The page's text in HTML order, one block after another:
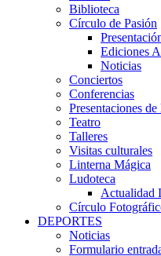
Biblioteca
Círculo de Pasión
Ediciones
Noticias
Conciertos
Conferencias
Presentaciones
Teatro
Talleres
Visitas culturales
Linterna Mágica
Ludoteca
Actualidad
Círculo
DEPORTES
Noticias
Formulario